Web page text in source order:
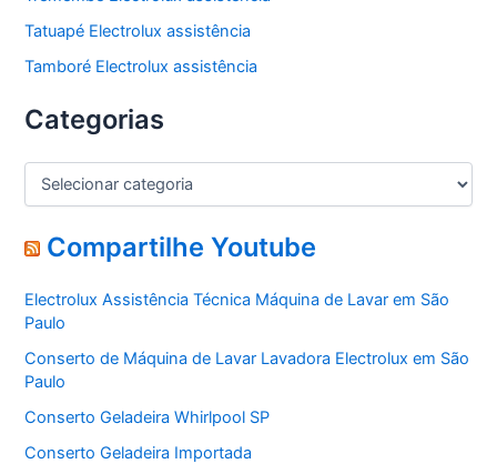
Tatuapé Electrolux assistência
Tamboré Electrolux assistência
Categorias
C
e
g
r
i
a
s
Compartilhe Youtube
Electrolux Assistência Técnica Máquina de Lavar em São
Paulo
Conserto de Máquina de Lavar Lavadora Electrolux em São
Paulo
Conserto Geladeira Whirlpool SP
Conserto Geladeira Importada